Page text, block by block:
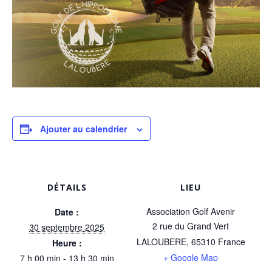
Ajouter au calendrier
DÉTAILS
Date :
30 septembre 2025
Heure :
7 h 00 min - 13 h 30 min
LIEU
Association Golf Avenir
2 rue du Grand Vert
LALOUBERE, 65310 France
+ Google Map